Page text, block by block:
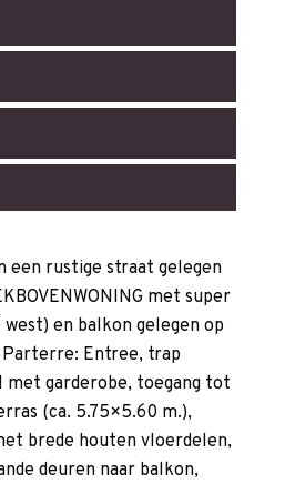
een rustige straat gelegen
met super
en balkon gelegen op
Entree, trap
met garderobe, toegang tot
(ca. 5.75×5.60 m.),
brede houten vloerdelen,
deuren naar balkon,